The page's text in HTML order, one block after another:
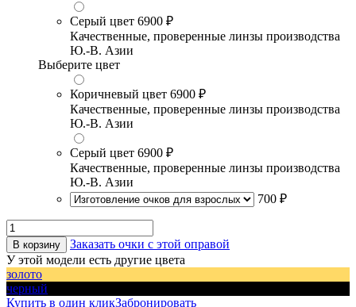
Серый цвет 6900 ₽
Качественные, проверенные линзы производства
Ю.-В. Азии
Выберите цвет
Коричневый цвет 6900 ₽
Качественные, проверенные линзы производства
Ю.-В. Азии
Серый цвет 6900 ₽
Качественные, проверенные линзы производства
Ю.-В. Азии
700 ₽
В корзину
Заказать очки с этой оправой
У этой модели есть другие цвета
золото
черный
Купить в один кликЗабронировать